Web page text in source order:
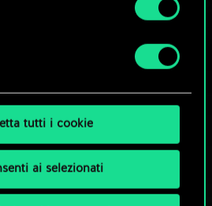
tutti i cookie
ai selezionati